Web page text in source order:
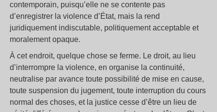
contemporain, puisqu’elle ne se contente pas
d’enregistrer la violence d’État, mais la rend
juridiquement indiscutable, politiquement acceptable et
moralement opaque.
À cet endroit, quelque chose se ferme. Le droit, au lieu
d’interrompre la violence, en organise la continuité,
neutralise par avance toute possibilité de mise en cause,
toute suspension du jugement, toute interruption du cours
normal des choses, et la justice cesse d’être un lieu de